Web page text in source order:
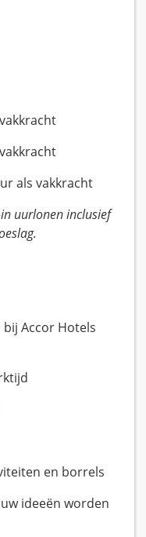
als vakkracht
uurlonen inclusief
Accor Hotels
en borrels
ideeën worden